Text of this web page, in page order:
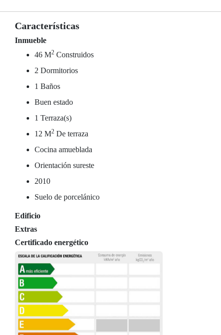
Características
Inmueble
46 M2 Construidos
2 Dormitorios
1 Baños
Buen estado
1 Terraza(s)
12 M2 De terraza
Cocina amueblada
Orientación sureste
2010
Suelo de porcelánico
Edificio
Extras
Certificado energético